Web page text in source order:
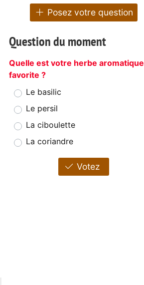
Posez votre question
Question du moment
Quelle est votre herbe aromatique
favorite ?
Le basilic
Le persil
La ciboulette
La coriandre
Votez